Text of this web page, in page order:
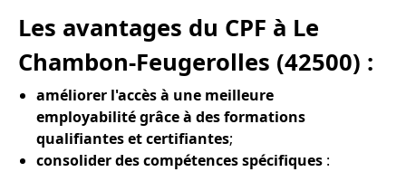
Les avantages du CPF à Le
Chambon-Feugerolles (42500) :
améliorer l'accès à une meilleure
employabilité grâce à des formations
qualifiantes et certifiantes;
consolider des compétences spécifiques :